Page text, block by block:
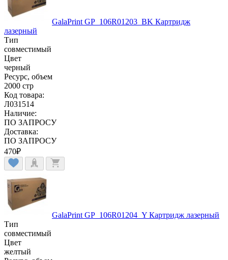
GalaPrint GP_106R01203_BK Картридж
лазерный
Тип
совместимый
Цвет
черный
Ресурс, объем
2000 стр
Код товара:
Л031514
Наличие:
ПО ЗАПРОСУ
Доставка:
ПО ЗАПРОСУ
470₽
GalaPrint GP_106R01204_Y Картридж лазерный
Тип
совместимый
Цвет
желтый